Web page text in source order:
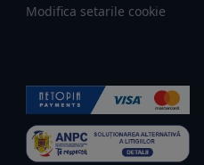
Modifica setarile cookie